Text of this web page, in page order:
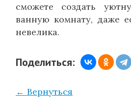
сможете создать
ванную комнату, даже
невелика.
Поделиться:
← Вернуться